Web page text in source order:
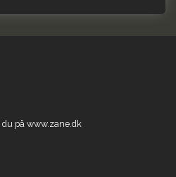
på www.zane.dk